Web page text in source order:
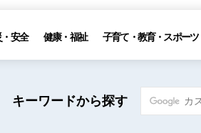
・安全 健康・福祉 子育て・教育・スポーツ
キーワードから探す